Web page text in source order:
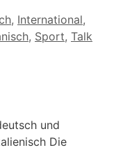
, International,
, Sport, Talk
und
Die